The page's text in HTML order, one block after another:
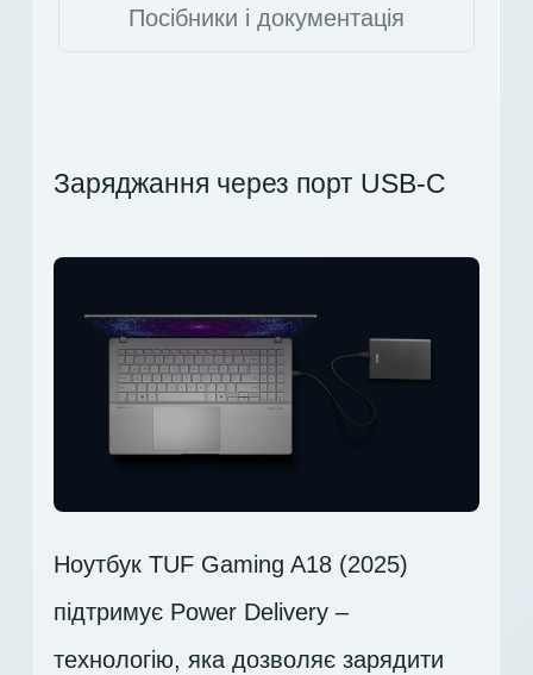
Посібники і документація
Заряджання через порт USB-C
Ноутбук TUF Gaming A18 (2025)
підтримує Power Delivery –
технологію, яка дозволяє зарядити